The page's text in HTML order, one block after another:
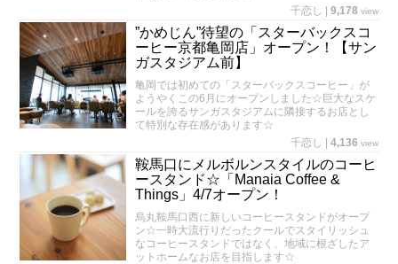
千恋し
9,178 view
”かめじん”待望の「スターバックスコ
ーヒー京都亀岡店」オープン！【サン
ガスタジアム前】
亀岡では初めての「スターバックスコーヒー」が
ようやくこの6月にオープンしました☆巨大なスケ
ールを誇るサンガスタジアムに隣接するお店とし
て特別な存在感があります☆
千恋し
4,136 view
鞍馬口にメルボルンスタイルのコーヒ
ースタンド☆「Manaia Coffee &
Things」4/7オープン！
烏丸鞍馬口西に新しいコーヒースタンドがオープ
ン☆一時大流行りだったクールでスタイリッシュ
なコーヒースタンドではなく、地域に根ざしたア
ットホームなお店を目指します☆